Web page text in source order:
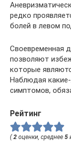
редко
болей в левом
Своевременная
позволяют
которые
Наблюдая
симптомов,
Рейтинг
( 2 оценки, среднее 5